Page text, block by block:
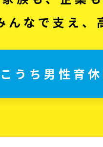
んなで支え、
こうち男性育